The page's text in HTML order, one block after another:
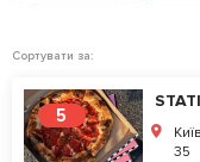
Сортувати за:
5
35